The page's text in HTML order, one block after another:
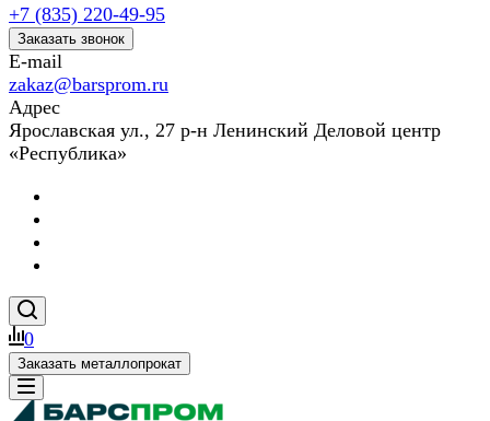
+7 (835) 220-49-95
Заказать звонок
E-mail
zakaz@barsprom.ru
Адрес
Ярославская ул., 27 р-н Ленинский Деловой центр
«Республика»
0
Заказать металлопрокат